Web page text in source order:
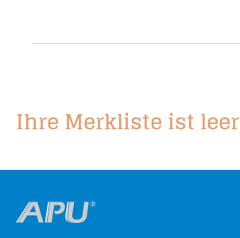
Ihre Merkliste ist leer